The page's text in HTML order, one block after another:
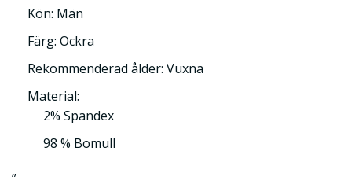
Kön: Män
Färg: Ockra
Rekommenderad ålder: Vuxna
Material:
2% Spandex
98 % Bomull
”